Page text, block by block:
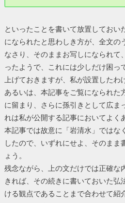
といったことを書いて放置しておい
になられたと思わしき方が、全文の
なさり、そのままお写しになられて
ったようで、これには少しだけ困っ
上げておきますが、私が設置したわ
あるいは、本記事をご覧になられた
に留まり、さらに孫引きとして広ま
れは私が公開する記事においてよく
本記事では故意に「岩清水」ではな
したので、いずれにせよ、そのまま
ょう。
残念ながら、上の文だけでは正確な
きれば、その続きに書いておいた弘
ける観点であることまで合わせて紹